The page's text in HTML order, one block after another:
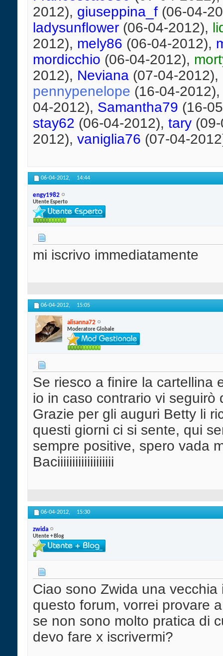
2012), giuseppina_f (06-04-
ladysunflower (06-04-2012),
2012), mely86 (06-04-2012),
mordicchio (06-04-2012),
2012), Neviana (07-04-2012),
pennypenelope (16-04-
04-2012), Samantha79 (16-
stay62 (06-04-2012), tary
2012), vaniglia76 (07-04-
06-04-2012, 14:44
engy1982
Utente Esperto
mi iscrivo immediatamente
06-04-2012, 15:05
alisanna72
Moderatore Globale
Se riesco a finire la cartellina
io in caso contrario vi
Grazie per gli auguri Betty li
questi giorni ci si sente, qui
sempre positive, spero vada
Baciiiiiiiiiiiiiiiiiii
06-04-2012, 15:30
zwida
Utente + Blog
Ciao sono Zwida una
questo forum, vorrei provare
se non sono molto pratica di
devo fare x iscrivermi?